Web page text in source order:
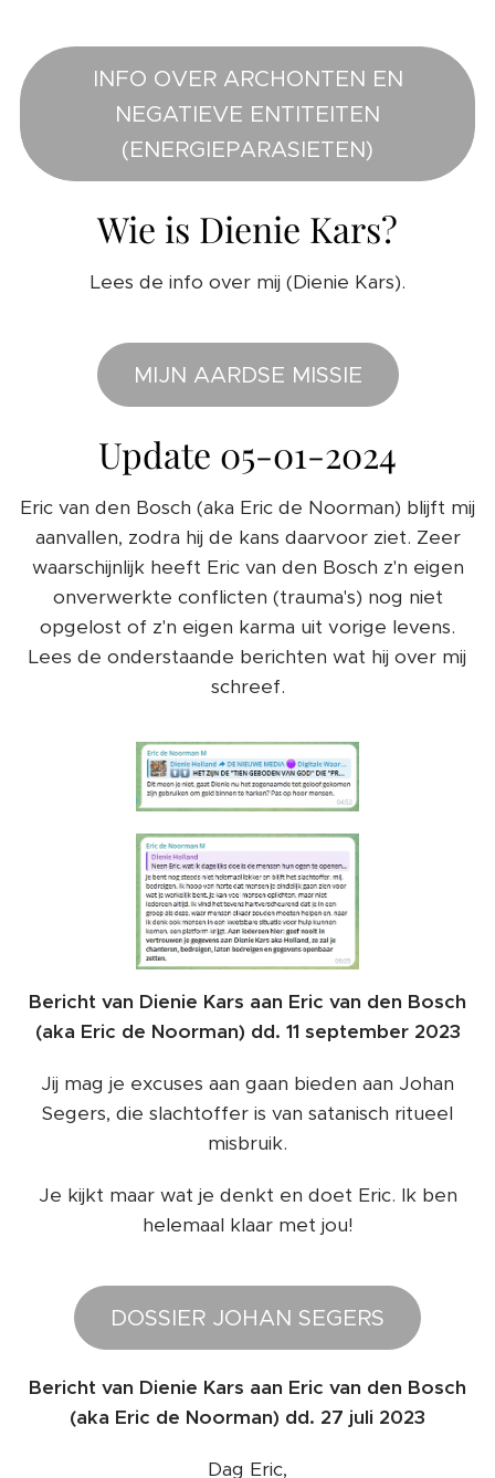
INFO OVER ARCHONTEN EN
NEGATIEVE ENTITEITEN
(ENERGIEPARASIETEN)
Wie is Dienie Kars?
Lees de info over mij (Dienie Kars).
MIJN AARDSE MISSIE
Update 05-01-2024
Eric van den Bosch (aka Eric de Noorman) blijft mij
aanvallen, zodra hij de kans daarvoor ziet. Zeer
waarschijnlijk heeft Eric van den Bosch z'n eigen
onverwerkte conflicten (trauma's) nog niet
opgelost of z'n eigen karma uit vorige levens.
Lees de onderstaande berichten wat hij over mij
schreef.
Bericht van Dienie Kars aan Eric van den Bosch
(aka Eric de Noorman) dd. 11 september 2023
Jij mag je excuses aan gaan bieden aan Johan
Segers, die slachtoffer is van satanisch ritueel
misbruik.
Je kijkt maar wat je denkt en doet Eric. Ik ben
helemaal klaar met jou!
DOSSIER JOHAN SEGERS
Bericht van Dienie Kars aan Eric van den Bosch
(aka Eric de Noorman) dd. 27 juli 2023
Dag Eric,